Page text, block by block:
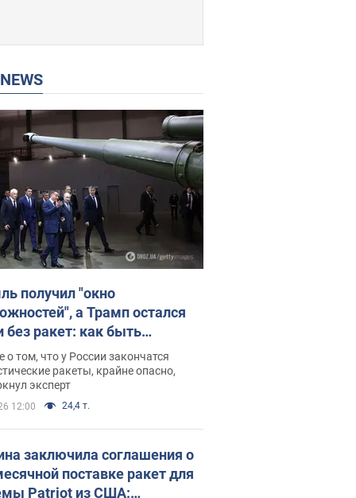
NEWS
получил "окно
а Трамп остался
без ракет: как быть
Интервью с Мельником
о том, что у России закончатся
ракеты, крайне опасно,
эксперт
12:00 24,4 т.
заключила соглашения о
поставке ракет для
Patriot из США: